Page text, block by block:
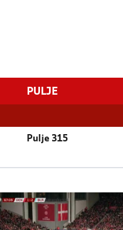
PULJE
Pulje 315